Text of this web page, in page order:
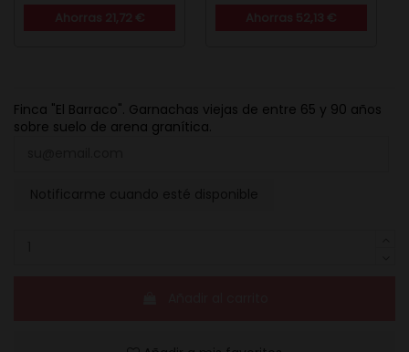
Finca "El Barraco". Garnachas viejas de entre 65 y 90 años
sobre suelo de arena granítica.